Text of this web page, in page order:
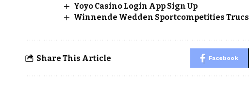
Yoyo Casino Login App Sign Up
Winnende Wedden Sportcompetities Trucs
Share This Article Facebook